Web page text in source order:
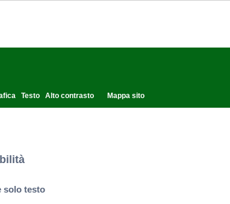
Testo Alto contrasto Mappa sito
solo testo